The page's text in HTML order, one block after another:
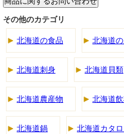
その他のカテゴリ
北海道の食品 北海道
北海道刺身 北海道貝類
北海道農産物 北海道
北海道鍋 北海道カタ